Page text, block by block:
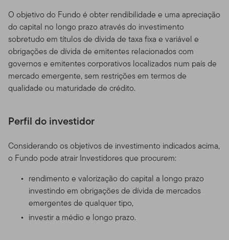
O objetivo do Fundo é obter rendibilidade e uma apreciação
do capital no longo prazo através do investimento
sobretudo em títulos de dívida de taxa fixa e variável e
obrigações de dívida de emitentes relacionados com
governos e emitentes corporativos localizados num país de
mercado emergente, sem restrições em termos de
qualidade ou maturidade de crédito.
Perfil do investidor
Considerando os objetivos de investimento indicados acima,
o Fundo pode atrair Investidores que procurem:
rendimento e valorização do capital a longo prazo
investindo em obrigações de dívida de mercados
emergentes de qualquer tipo,
investir a médio e longo prazo.